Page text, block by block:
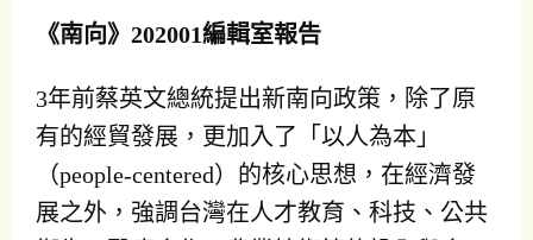
《南向》 202001編輯室報告
3年前蔡英文總統提出新南向政策，除了原
有的經貿發展，更加入了「以人為本」
（people-centered）的核心思想，在經濟發
展之外，強調台灣在人才教育、科技、公共